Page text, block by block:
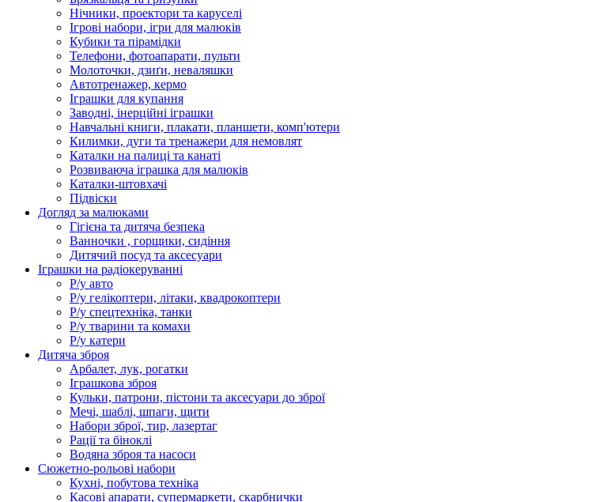
Нічники, проектори та каруселі
Ігрові набори, ігри для малюків
Кубики та пірамідки
Телефони, фотоапарати, пульти
Молоточки, дзиґи, неваляшки
Автотренажер, кермо
Іграшки для купання
Заводні, інерційні іграшки
Навчальні книги, плакати, планшети, комп'ютери
Килимки, дуги та тренажери для немовлят
Каталки на палиці та канаті
Розвиваюча іграшка для малюків
Каталки-штовхачі
Підвіски
Догляд за малюками
Гігієна та дитяча безпека
Ванночки , горщики, сидіння
Дитячий посуд та аксесуари
Іграшки на радіокеруванні
Р/у авто
Р/у гелікоптери, літаки, квадрокоптери
Р/у спецтехніка, танки
Р/у тварини та комахи
Р/у катери
Дитяча зброя
Арбалет, лук, рогатки
Іграшкова зброя
Кульки, патрони, пістони та аксесуари до зброї
Мечі, шаблі, шпаги, щити
Набори зброї, тир, лазертаг
Рації та біноклі
Водяна зброя та насоси
Сюжетно-рольові набори
Кухні, побутова техніка
Касові апарати, супермаркети, скарбнички